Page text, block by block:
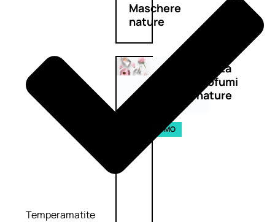
Maschere
nature
Novità
profumi
nature
PROMO
Temperamatite